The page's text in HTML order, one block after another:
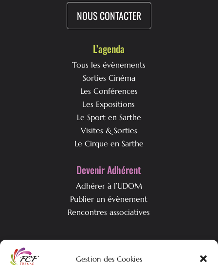
Gestion des Cookies
NOUS CONTACTER
L’agenda
Tous les évènements
Sorties Cinéma
Les Conférences
Les Expositions
Le Sport en Sarthe
Visites & Sorties
Le Cirque en Sarthe
Devenir Adhérent
Adhérer à l’UDOM
Publier un évènement
Rencontres associatives